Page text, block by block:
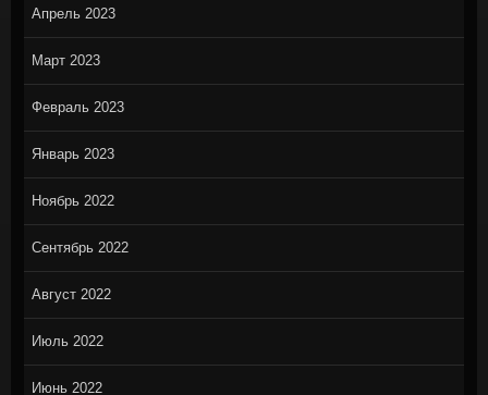
Апрель 2023
Март 2023
Февраль 2023
Январь 2023
Ноябрь 2022
Сентябрь 2022
Август 2022
Июль 2022
Июнь 2022